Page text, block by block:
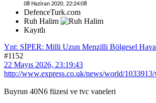
08 Haziran 2020, 22:24:08
DefenceTurk.com
Ruh Halim
Kayıtlı
Ynt: SİPER: Milli Uzun Menzilli Bölgesel Hava
#1152
22 Mayıs 2026, 23:19:43
http://www.express.co.uk/news/world/
Buyrun 40N6 füzesi ve tvc vaneleri